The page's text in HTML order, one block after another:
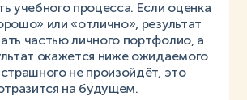
учебного процесса. Если оценка
или «отлично», результат
частью личного портфолио, а
окажется ниже ожидаемого
не произойдёт, это
на будущем.